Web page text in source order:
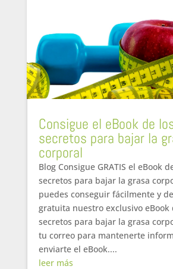
Consigue el eBook de
secretos para bajar la
corporal
Blog Consigue GRATIS el eBook
secretos para bajar la grasa
puedes conseguir fácilmente y
gratuita nuestro exclusivo eBook
secretos para bajar la grasa
tu correo para mantenerte
enviarte el eBook....
leer más